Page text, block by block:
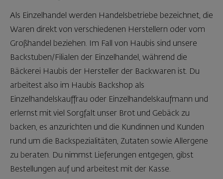
Als Einzelhandel werden Handelsbetriebe bezeichnet, die
Waren direkt von verschiedenen Herstellern oder vom
Großhandel beziehen. Im Fall von Haubis sind unsere
Backstuben/Filialen der Einzelhandel, während die
Bäckerei Haubis der Hersteller der Backwaren ist. Du
arbeitest also im Haubis Backshop als
Einzelhandelskauffrau oder Einzelhandelskaufmann und
erlernst mit viel Sorgfalt unser Brot und Gebäck zu
backen, es anzurichten und die Kundinnen und Kunden
rund um die Backspezialitäten, Zutaten sowie Allergene
zu beraten. Du nimmst Lieferungen entgegen, gibst
Bestellungen auf und arbeitest mit der Kasse.